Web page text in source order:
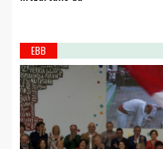
EBB